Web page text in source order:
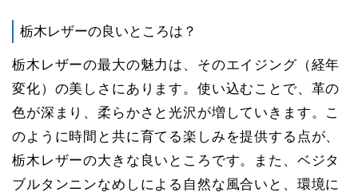
栃木レザーの良いところは？
栃木レザーの最大の魅力は、そのエイジング（経年
変化）の美しさにあります。使い込むことで、革の
色が深まり、柔らかさと光沢が増していきます。こ
のように時間と共に育てる楽しみを提供する点が、
栃木レザーの大きな良いところです。また、ベジタ
ブルタンニンなめしによる自然な風合いと、環境に